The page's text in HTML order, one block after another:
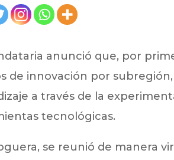
anunció que, por
de innovación por
a través de la
tecnológicas.
se reunió de manera